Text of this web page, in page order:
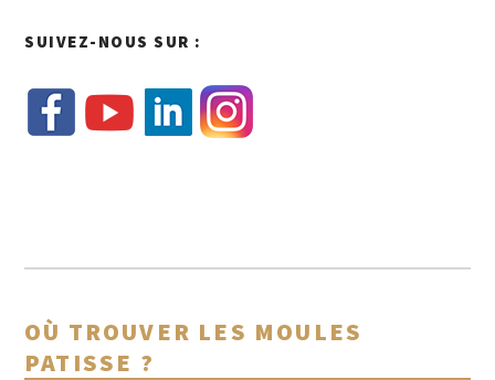
SUIVEZ-NOUS SUR :
OÙ TROUVER LES MOULES
PATISSE ?